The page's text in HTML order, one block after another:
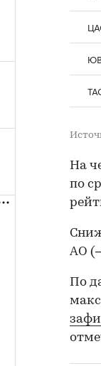
На
по
АО
По